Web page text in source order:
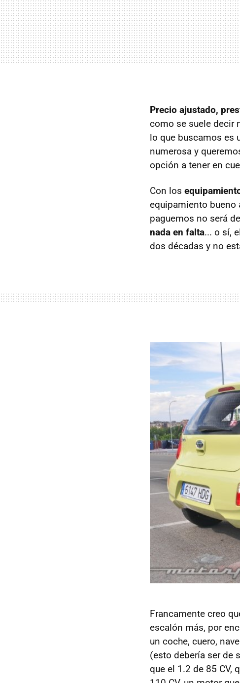
Precio ajustado,
como se suele decir
lo que buscamos es
numerosa y
opción a tener en
Con los
equipamiento bueno
paguemos no será
nada en falta... o sí,
dos décadas y no
Francamente creo
escalón más, por
un coche, cuero,
(esto debería ser de
que el 1.2 de 85 CV,